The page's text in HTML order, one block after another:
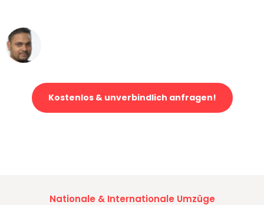
Kostenlos & unverbindlich anfragen!
Nationale & Internationale Umzüge